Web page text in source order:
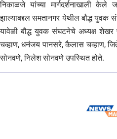
निकाळजे यांच्या मार्गदर्शनाखाली केले
झाल्याबद्दल समतानगर येथील बौद्ध युवक
यावेळी बौद्ध युवक संघटनेचे अध्यक्ष शेखर
चव्हाण, धनंजय पानसरे, कैलास चव्हाण,
सोनवणे, निलेश सोनवणे उपस्थित होते.